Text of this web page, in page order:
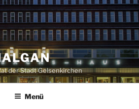
der Stadt Gelsenkirchen
Menü